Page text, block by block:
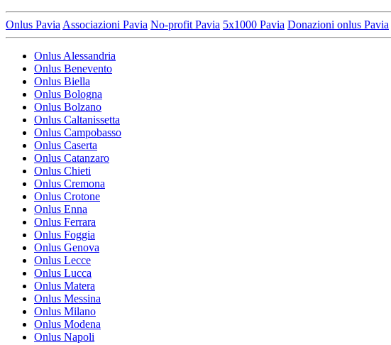
Onlus Pavia Associazioni Pavia No-profit Pavia 5x1000 Pavia Donazioni onlus Pavia
Onlus Alessandria
Onlus Benevento
Onlus Biella
Onlus Bologna
Onlus Bolzano
Onlus Caltanissetta
Onlus Campobasso
Onlus Caserta
Onlus Catanzaro
Onlus Chieti
Onlus Cremona
Onlus Crotone
Onlus Enna
Onlus Ferrara
Onlus Foggia
Onlus Genova
Onlus Lecce
Onlus Lucca
Onlus Matera
Onlus Messina
Onlus Milano
Onlus Modena
Onlus Napoli